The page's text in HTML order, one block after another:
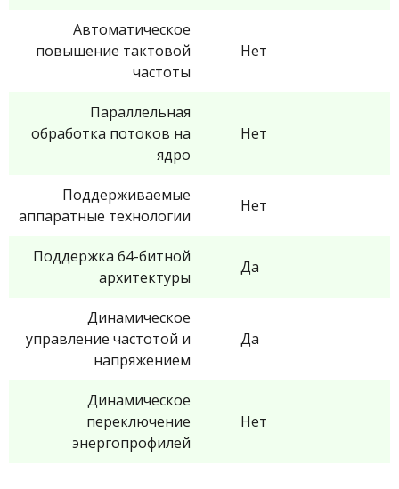
Автоматическое
повышение тактовой
частоты
Нет
Параллельная
обработка потоков на
ядро
Нет
Поддерживаемые
аппаратные технологии
Нет
Поддержка 64-битной
архитектуры
Да
Динамическое
управление частотой и
напряжением
Да
Динамическое
переключение
энергопрофилей
Нет